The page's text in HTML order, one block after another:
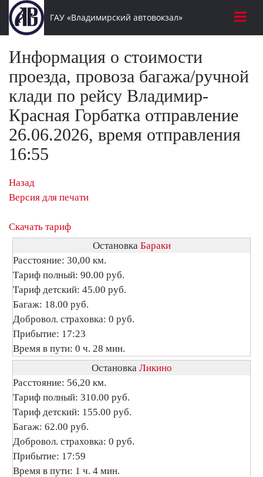
ГАУ «Владимирский автовокзал»
Информация о стоимости
проезда, провоза багажа/ручной
клади по рейсу Владимир-
Красная Горбатка отправление
26.06.2026, время отправления
16:55
Назад
Версия для печати
Скачать тариф
Остановка Бараки
Расстояние: 30,00 км.
Тариф полный: 90.00 руб.
Тариф детский: 45.00 руб.
Багаж: 18.00 руб.
Добровол. страховка: 0 руб.
Прибытие: 17:23
Время в пути: 0 ч. 28 мин.
Остановка Ликино
Расстояние: 56,20 км.
Тариф полный: 310.00 руб.
Тариф детский: 155.00 руб.
Багаж: 62.00 руб.
Добровол. страховка: 0 руб.
Прибытие: 17:59
Время в пути: 1 ч. 4 мин.